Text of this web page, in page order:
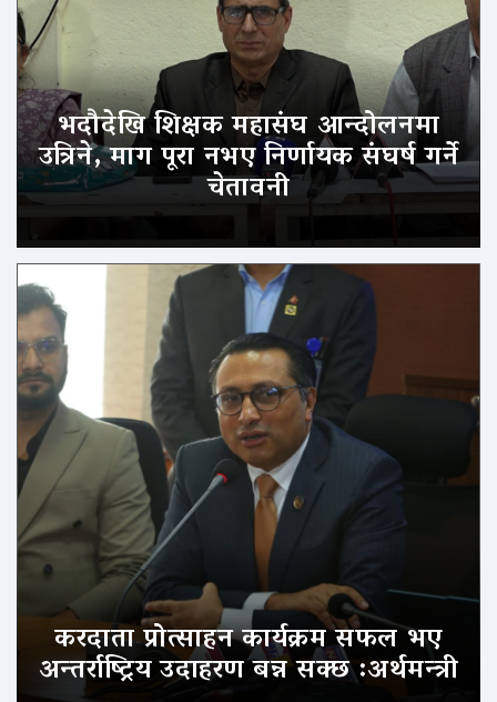
भदौदेखि शिक्षक महासंघ आन्दोलनमा
उत्रिने, माग पूरा नभए निर्णायक संघर्ष गर्ने
चेतावनी
करदाता प्रोत्साहन कार्यक्रम सफल भए
अन्तर्राष्ट्रिय उदाहरण बन्न सक्छ :अर्थमन्त्री